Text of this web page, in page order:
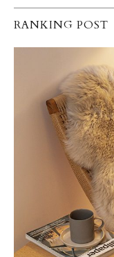
RANKING POST